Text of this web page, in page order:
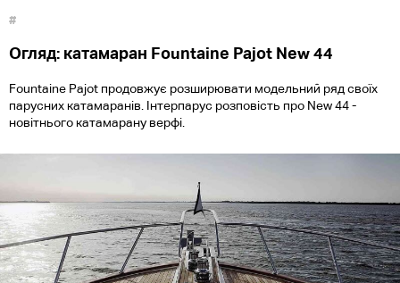
#
Огляд: катамаран Fountaine Pajot New 44
Fountaine Pajot продовжує розширювати модельний ряд своїх
парусних катамаранів. Інтерпарус розповість про New 44 -
новітнього катамарану верфі.